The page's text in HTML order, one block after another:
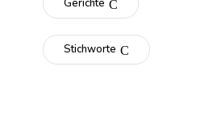
Gerichte
Stichworte